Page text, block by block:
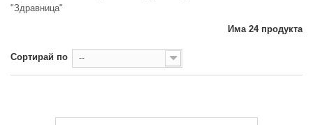
"Здравница"
Има 24 продукта
Сортирай по --